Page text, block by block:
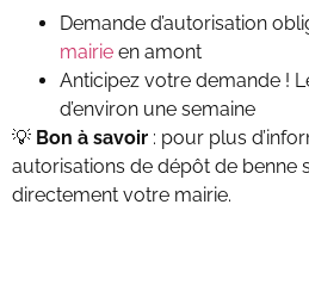
Demande d’autorisation
mairie en amont
Anticipez votre demande !
d’environ une semaine
💡 Bon à savoir : pour plus
autorisations de dépôt de benne
directement votre mairie.